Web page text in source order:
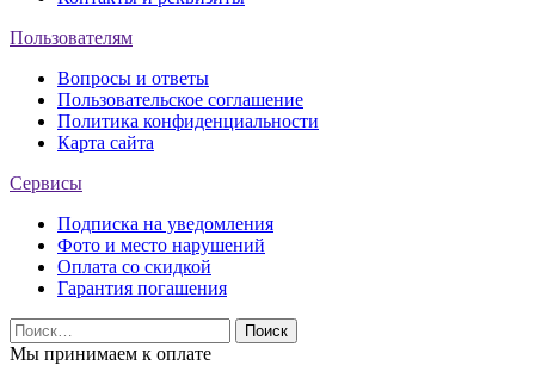
Пользователям
Вопросы и ответы
Пользовательское соглашение
Политика конфиденциальности
Карта сайта
Сервисы
Подписка на уведомления
Фото и место нарушений
Оплата со скидкой
Гарантия погашения
Найти:
Мы принимаем к оплате